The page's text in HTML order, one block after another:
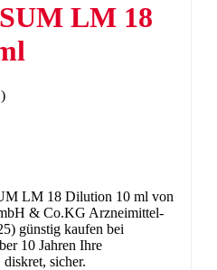
LM 18
)
LM 18 Dilution 10 ml von
& Co.KG Arzneimittel-
günstig kaufen bei
10 Jahren Ihre
sicher.